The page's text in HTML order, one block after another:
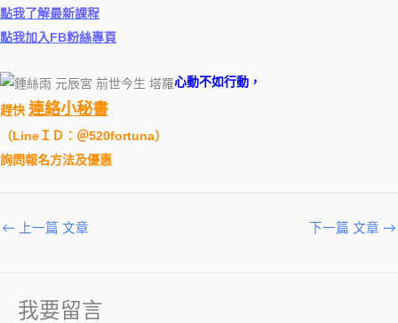
點我了解最新課程
點我加入FB粉絲專頁
心動不如行動，
趕快 連絡小秘書
（LineＩＤ：＠520fortuna）
詢問報名方法及優惠
← 上一篇 文章 下一篇 文章 →
我要留言